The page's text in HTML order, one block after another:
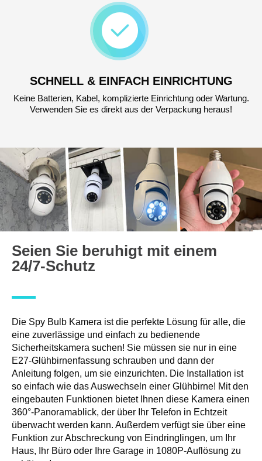
SCHNELL & EINFACH EINRICHTUNG
Keine Batterien, Kabel, komplizierte Einrichtung oder Wartung.
Verwenden Sie es direkt aus der Verpackung heraus!
Seien Sie beruhigt mit einem
24/7-Schutz
Die Spy Bulb Kamera ist die perfekte Lösung für alle, die
eine zuverlässige und einfach zu bedienende
Sicherheitskamera suchen! Sie müssen sie nur in eine
E27-Glühbirnenfassung schrauben und dann der
Anleitung folgen, um sie einzurichten. Die Installation ist
so einfach wie das Auswechseln einer Glühbirne! Mit den
eingebauten Funktionen bietet Ihnen diese Kamera einen
360°-Panoramablick, der über Ihr Telefon in Echtzeit
überwacht werden kann. Außerdem verfügt sie über eine
Funktion zur Abschreckung von Eindringlingen, um Ihr
Haus, Ihr Büro oder Ihre Garage in 1080P-Auflösung zu